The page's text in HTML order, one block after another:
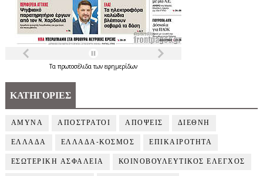
Τα πρωτοσέλιδατων εφημερίδων
ΚΑΤΗΓΟΡΙΕΣ
ΑΜΥΝΑ ΑΠΟΣΤΡΑΤΟΙ ΑΠΟΨΕΙΣ ΔΙΕΘΝΗ
ΕΛΛΑΔΑ ΕΛΛΑΔΑ-ΚΟΣΜΟΣ ΕΠΙΚΑΙΡΟΤΗΤΑ
ΕΣΩΤΕΡΙΚΗ ΑΣΦΑΛΕΙΑ ΚΟΙΝΟΒΟΥΛΕΥΤΙΚΟΣ ΕΛΕΓΧΟΣ